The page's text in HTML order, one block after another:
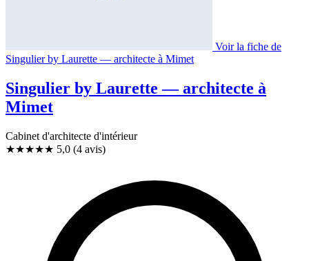
Voir la fiche de
Singulier by Laurette — architecte à Mimet
Singulier by Laurette — architecte à
Mimet
Cabinet d'architecte d'intérieur
★★★★★ 5,0 (4 avis)